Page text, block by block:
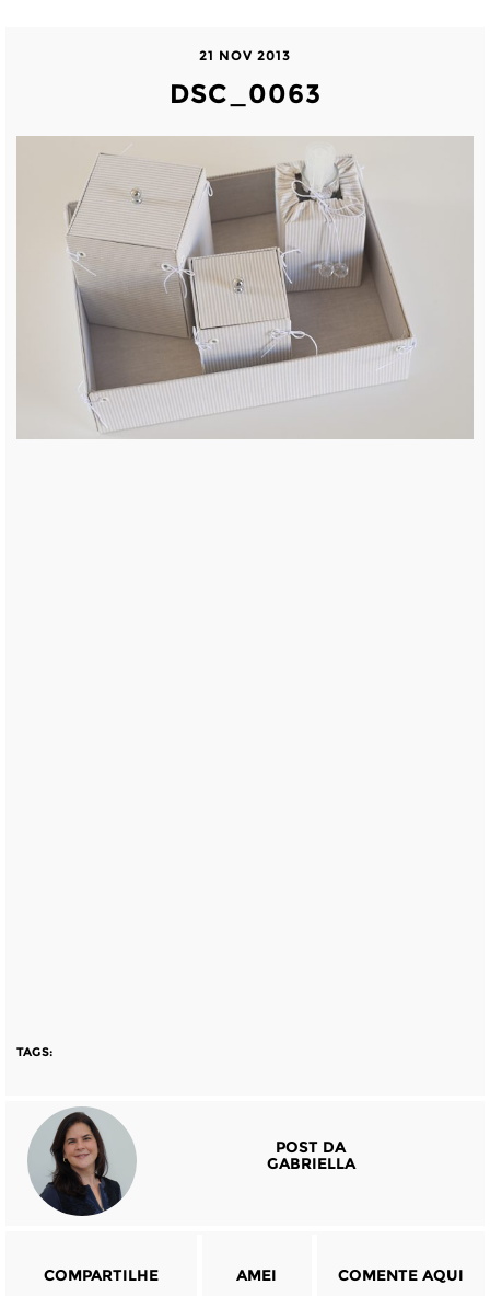
21 NOV 2013
DSC_0063
TAGS:
POST DA
GABRIELLA
COMPARTILHE
AMEI
COMENTE AQUI